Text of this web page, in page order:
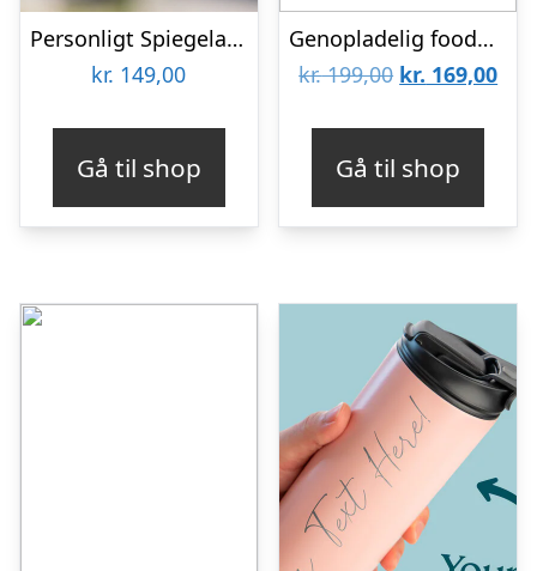
Personligt Spiegelau Ølglas med Gravering – Bogstav & Navn
kr. 149,00
Gå til shop
Genopladelig foodprocessor
kr.199,00 Den
kr. 199,00.
kr. 169,00Den
kr.
Gå til shop